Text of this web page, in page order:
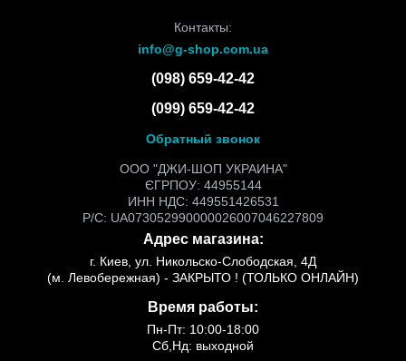
Контакты:
info@g-shop.com.ua
(098) 659-42-42
(099) 659-42-42
Обратный звонок
ООО "ДЖИ-ШОП УКРАИНА"
ЄГРПОУ: 44955144
ИНН НДС: 449551426531
Р/С: UA073052990000026007046227809
Адрес магазина:
г. Киев, ул. Никольско-Слободская, 4Д
(м. Левобережная) - ЗАКРЫТО ! (ТОЛЬКО ОНЛАЙН)
Время работы:
Пн-Пт: 10:00-18:00
Сб,Нд: выходной